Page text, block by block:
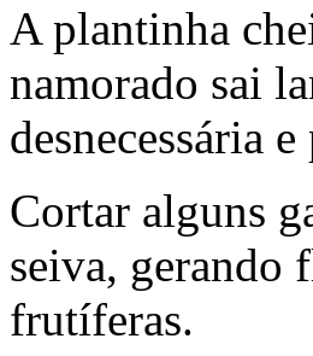
A plantinha
namorado sai
desnecessária
Cortar alguns
seiva, gerando
frutíferas.